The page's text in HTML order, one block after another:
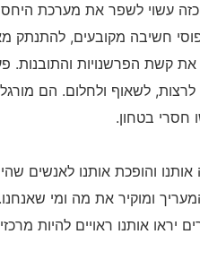
כזה עשוי לשפר את מערכת
חשיבה מקובעים, להתנתק
את קשת הפרשנויות
לשאוף ולחלום. הם
חסרי בטחון.
והופכת אותנו לאנשים
ומוקיר את מה ומי
יראו אותנו ראויים להיות